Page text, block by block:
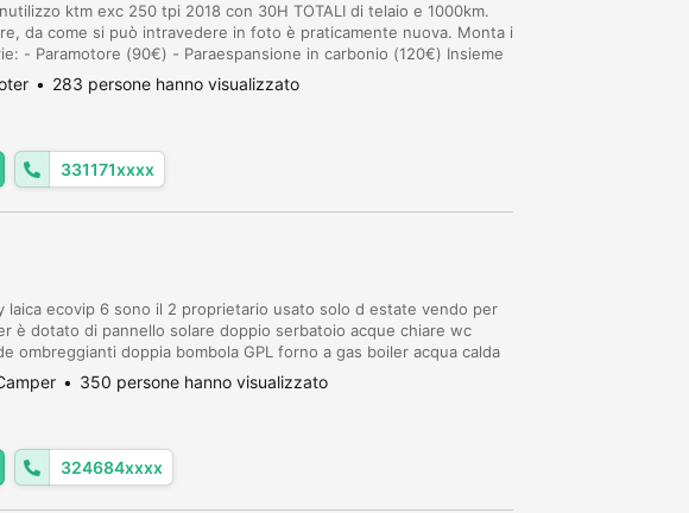
ktm exc 250 tpi 2018 con 30H TOTALI di telaio e 1000km.
da come si può intravedere in foto è praticamente nuova. Monta i
- Paramotore (90€) - Paraespansione in carbonio (120€) Insieme
del bloccasterzo che in pochissimi hanno funzionante....
283 persone hanno visualizzato
331171xxxx
laica ecovip 6 sono il 2 proprietario usato solo d estate vendo per
è dotato di pannello solare doppio serbatoio acque chiare wc
ombreggianti doppia bombola GPL forno a gas boiler acqua calda
trivalente da rivedere e da rifare guarnizione sulla f...
350 persone hanno visualizzato
324684xxxx